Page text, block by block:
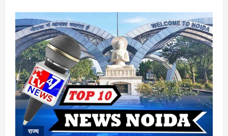
राम
मंदिर
चढ़ावा
विवाद:
क्या
है
पूरा
मामला,
SIT
जांच
में
अब
तक
क्या
सामने
आया
?
राज्य